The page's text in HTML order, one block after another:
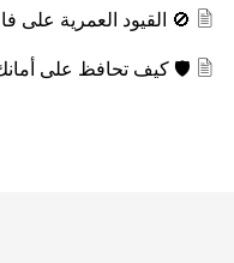
🚫 القيود العمرية على
🛡️ كيف تحافظ على